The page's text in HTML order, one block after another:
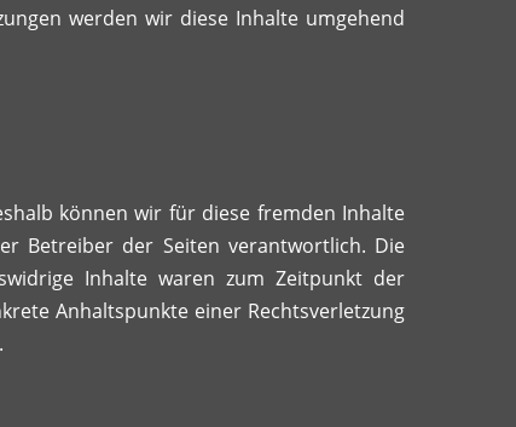
werden wir diese Inhalte umgehend
können wir für diese fremden Inhalte
Betreiber der Seiten verantwortlich. Die
Inhalte waren zum Zeitpunkt der
Anhaltspunkte einer Rechtsverletzung